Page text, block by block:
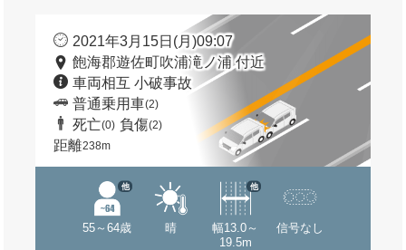
2021年3月15日(月)09:07
飽海郡遊佐町吹浦滝ノ浦 付近
車両相互 小破事故
普通乗用車(2)
死亡(0) 負傷(2)
距離238m
55～64歳
他
晴
幅13.0～
19.5m
他
信号なし